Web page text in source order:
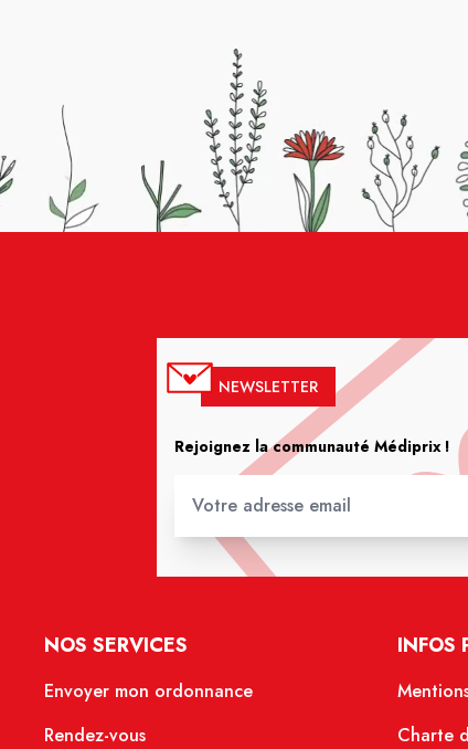
NEWSLETTER
Rejoignez la communauté Médiprix !
NOS SERVICES
Envoyer mon ordonnance
Rendez-vous
INFOS
Charte